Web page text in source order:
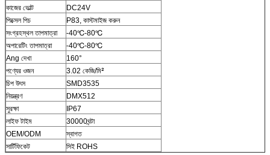
কাজের ভোল্ট
DC24V
পিক্সেল পিচ
P83, কাস্টমাইজ করুন
সংগ্রহস্থল তাপমাত্রা
-40℃-80℃
অপারেটিং তাপমাত্রা
-40℃-80℃
Ang দেখা
160°
পণ্যের ওজন
3.02 কেজি/মি²
চিপ উৎস
SMD3535
নিয়ন্ত্রণ
DMX512
সুরক্ষা
IP67
লাইফ টাইম
30000ঘন্টা
OEM/ODM
স্বাগত
সার্টিফিকেট
সিই ROHS